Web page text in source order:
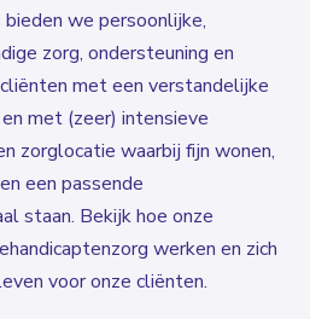
we persoonlijke,
zorg, ondersteuning en
met een verstandelijke
met (zeer) intensieve
zorglocatie waarbij fijn wonen,
een passende
staan. Bekijk hoe onze
werken en zich
voor onze cliënten.